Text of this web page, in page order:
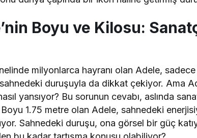
Boyu ve Kilosu:
milyonlarca hayranı olan Adele,
duruşuyla da dikkat çekiyor. Ama
yansıyor? Bu sorunun cevabı, aslında
Boyu 1.75 metre olan Adele, sahnedeki
Sahnedeki duruşu, ona görsel bir güç